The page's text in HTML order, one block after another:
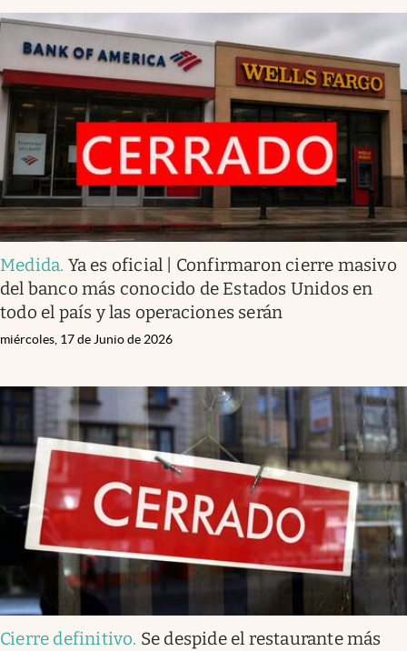
Medida. Ya es oficial | Confirmaron cierre masivo
del banco más conocido de Estados Unidos en
todo el país y las operaciones serán
miércoles, 17 de Junio de 2026
Cierre definitivo. Se despide el restaurante más